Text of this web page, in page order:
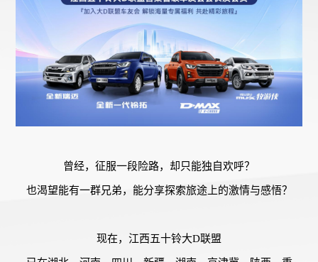
曾经，征服一段险路，却只能独自欢呼？
也渴望能有一群兄弟，能分享探索旅途上的激情与感悟？
现在，江西五十铃大D联盟